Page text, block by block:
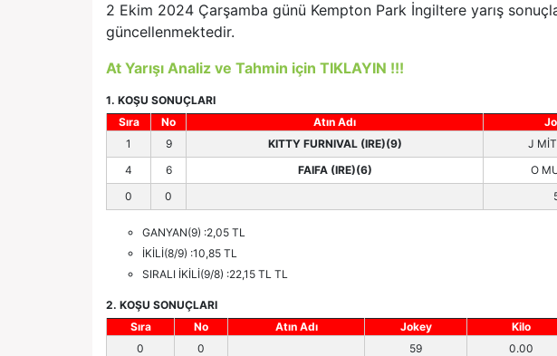
2 Ekim 2024 Çarşamba günü Kempton Park İngiltere yarış
güncellenmektedir.
At Yarışı Analiz ve Tahmin için TIKLAYIN !!!
1. KOŞU SONUÇLARI
Sıra
No Atın Adı
1
9 KITTY FURNIVAL (IRE)(9) J
4
6 FAIFA (IRE)(6) O
0
0
GANYAN(9) :2,05 TL
İKİLİ(8/9) :10,85 TL
SIRALI İKİLİ(9/8) :22,15 TL TL
2. KOŞU SONUÇLARI
Sıra
No Atın Adı Jokey Kilo
0
0 59 0.00